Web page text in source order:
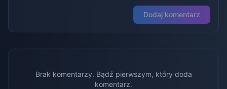
Dodaj komentarz
Brak komentarzy. Bądź pierwszym, który doda
komentarz.